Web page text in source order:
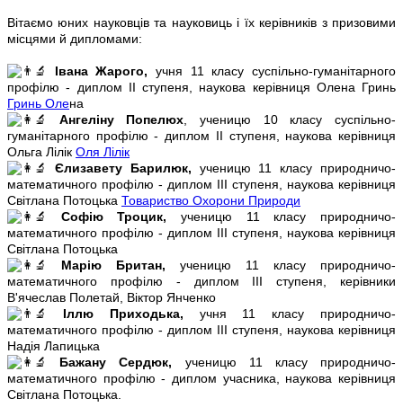
Вітаємо юних науковців та науковиць і їх керівників з призовими
місцями й дипломами:
Івана Жарого, учня 11 класу суспільно-гуманітарного
профілю - диплом ІІ ступеня, наукова керівниця Олена Гринь
Гринь Олена
Ангеліну Попелюх , ученицю 10 класу суспільно-
гуманітарного профілю - диплом ІІ ступеня, наукова керівниця
Ольга Лілік Оля Лілік
Єлизавету Барилюк, ученицю 11 класу природничо-
математичного профілю - диплом ІІІ ступеня, наукова керівниця
Світлана Потоцька Товариство Охорони Природи
Софію Троцик, ученицю 11 класу природничо-
математичного профілю - диплом ІІІ ступеня, наукова керівниця
Світлана Потоцька
Марію Британ, ученицю 11 класу природничо-
математичного профілю - диплом ІІІ ступеня, керівники
В'ячеслав Полетай, Віктор Янченко
Іллю Приходька, учня 11 класу природничо-
математичного профілю - диплом ІІІ ступеня, наукова керівниця
Надія Лапицька
Бажану Сердюк, ученицю 11 класу природничо-
математичного профілю - диплом учасника, наукова керівниця
Світлана Потоцька.